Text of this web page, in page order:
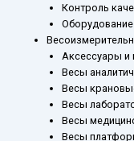
Контроль
Аксессуары
Весы
Весы
Весы
Весы
Весы